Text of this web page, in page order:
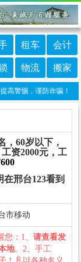
租车 会计
物流 搬家
警惕，谨防诈骗！做
，60岁以下，
资2000元，工
在邢台123看到
市移动
：1、 请查看发
地。2、手工